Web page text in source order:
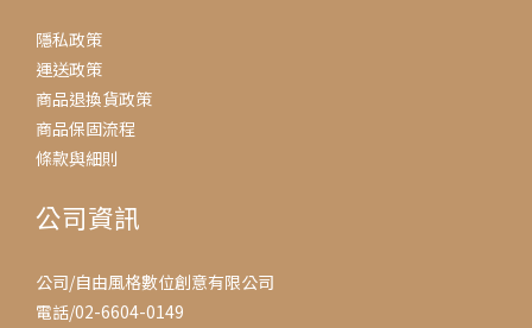
隱私政策
運送政策
商品退換貨政策
商品保固流程
條款與細則
公司資訊
公司/自由風格數位創意有限公司
電話/02-6604-0149